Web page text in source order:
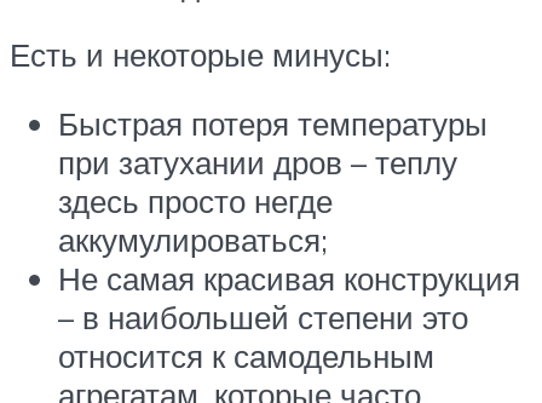
Есть и некоторые минусы:
Быстрая потеря температуры
при затухании дров – теплу
здесь просто негде
аккумулироваться;
Не самая красивая конструкция
– в наибольшей степени это
относится к самодельным
агрегатам, которые часто